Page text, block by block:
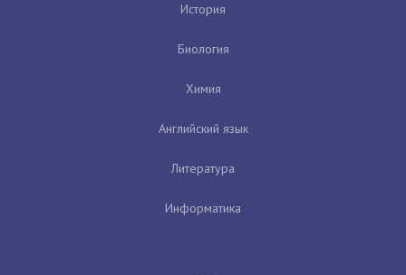
История
Биология
Химия
Английский язык
Литература
Информатика